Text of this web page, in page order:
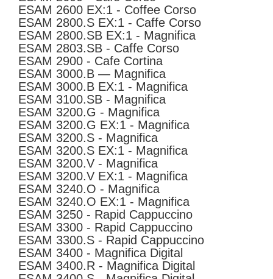
ESAM 2600 EX:1 - Coffee Corso
ESAM 2800.S EX:1 - Caffe Corso
ESAM 2800.SB EX:1 - Magnifica
ESAM 2803.SB - Caffe Corso
ESAM 2900 - Cafe Cortina
ESAM 3000.B — Magnifica
ESAM 3000.B EX:1 - Magnifica
ESAM 3100.SB - Magnifica
ESAM 3200.G - Magnifica
ESAM 3200.G EX:1 - Magnifica
ESAM 3200.S - Magnifica
ESAM 3200.S EX:1 - Magnifica
ESAM 3200.V - Magnifica
ESAM 3200.V EX:1 - Magnifica
ESAM 3240.O - Magnifica
ESAM 3240.O EX:1 - Magnifica
ESAM 3250 - Rapid Cappuccino
ESAM 3300 - Rapid Cappuccino
ESAM 3300.S - Rapid Cappuccino
ESAM 3400 - Magnifica Digital
ESAM 3400.R - Magnifica Digital